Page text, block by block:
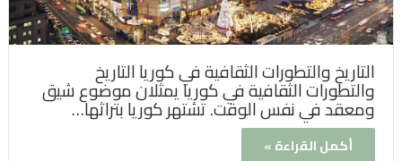
التاريخ والتطورات الثقافية في كوريا التاريخ
والتطورات الثقافية في كوريا يمثلان موضوع شيق
ومعقد في نفس الوقت. تشتهر كوريا بتراثها…
أكمل القراءة »